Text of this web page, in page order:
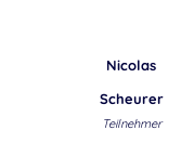
Nicolas
Scheurer
Teilnehmer